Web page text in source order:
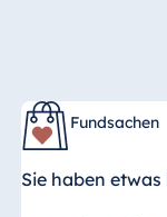
Fundsachen
Sie haben